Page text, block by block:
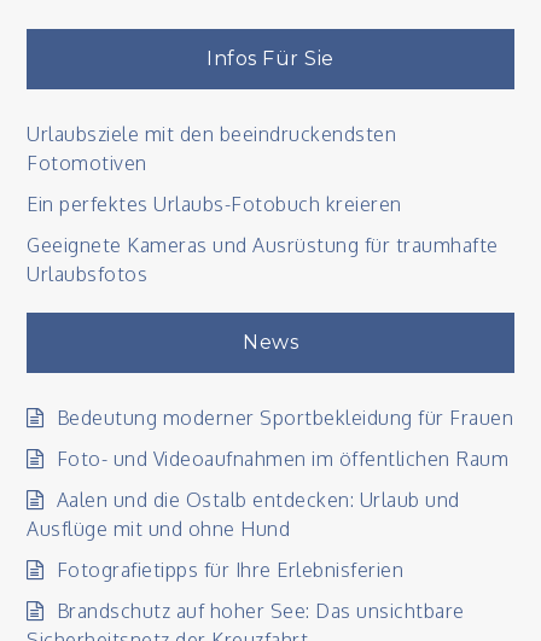
Infos Für Sie
Urlaubsziele mit den beeindruckendsten
Fotomotiven
Ein perfektes Urlaubs-Fotobuch kreieren
Geeignete Kameras und Ausrüstung für traumhafte
Urlaubsfotos
News
Bedeutung moderner Sportbekleidung für Frauen
Foto- und Videoaufnahmen im öffentlichen Raum
Aalen und die Ostalb entdecken: Urlaub und
Ausflüge mit und ohne Hund
Fotografietipps für Ihre Erlebnisferien
Brandschutz auf hoher See: Das unsichtbare